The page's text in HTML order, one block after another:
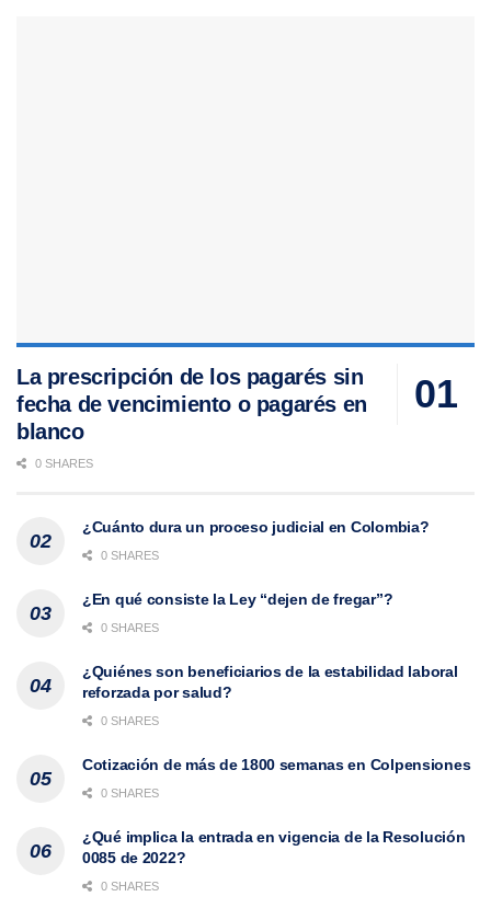
La prescripción de los pagarés sin
fecha de vencimiento o pagarés en
blanco
0 SHARES
¿Cuánto dura un proceso judicial en Colombia?
0 SHARES
¿En qué consiste la Ley “dejen de fregar”?
0 SHARES
¿Quiénes son beneficiarios de la estabilidad laboral
reforzada por salud?
0 SHARES
Cotización de más de 1800 semanas en Colpensiones
0 SHARES
¿Qué implica la entrada en vigencia de la Resolución
0085 de 2022?
0 SHARES